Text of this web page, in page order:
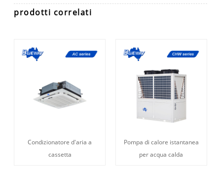
prodotti correlati
Condizionatore d'aria a
cassetta
Pompa di calore istantanea
per acqua calda